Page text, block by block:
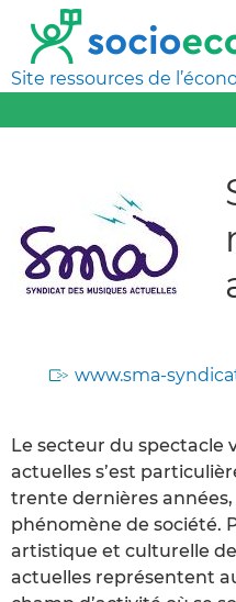
Site ressources de
www.sma-
Le secteur du spectacle
actuelles s’est
trente dernières
phénomène de société.
artistique et culturelle
actuelles représentent